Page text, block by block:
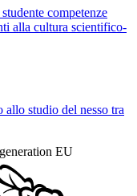
competenze
alla cultura scientifico-
studio del nesso tra